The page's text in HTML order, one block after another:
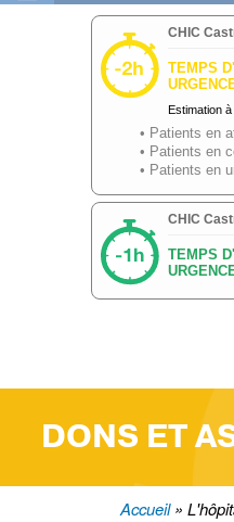
DONS ET
Accueil